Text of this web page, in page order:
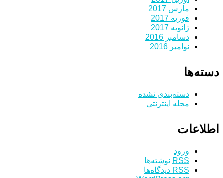
مارس 2017
فوریه 2017
ژانویه 2017
دسامبر 2016
نوامبر 2016
دسته‌ها
دسته‌بندی نشده
مجله اینترنتی
اطلاعات
ورود
RSS نوشته‌ها
RSS دیدگاه‌ها